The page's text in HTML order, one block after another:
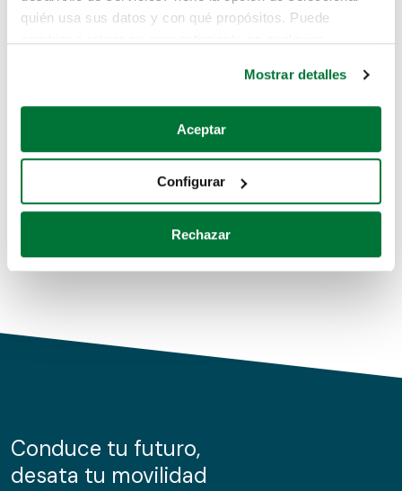
quién usa sus datos y con qué propósitos. Puede
Si lo permite, también quisiéramos:
Recopilar información sobre su ubicación geográfica
Identificar su dispositivo analizándolo activamente
para buscar características específicas (huellas
Obtenga más información sobre cómo se procesan sus
de cookies.
información sobre el uso que haga del sitio web con
nuestros partners de redes sociales, publicidad y análisis
Mostrar detalles
Aceptar
Configurar
Rechazar
Pero puedes encontrar el coche que estás
buscando en alguno de estos enlaces:
Coches de segunda mano
Coches de km0
Conduce tu futuro,
desata tu movilidad